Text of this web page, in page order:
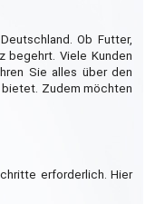
Ob Futter,
begehrt. Viele Kunden
Sie alles über den
bietet. Zudem möchten
erforderlich. Hier